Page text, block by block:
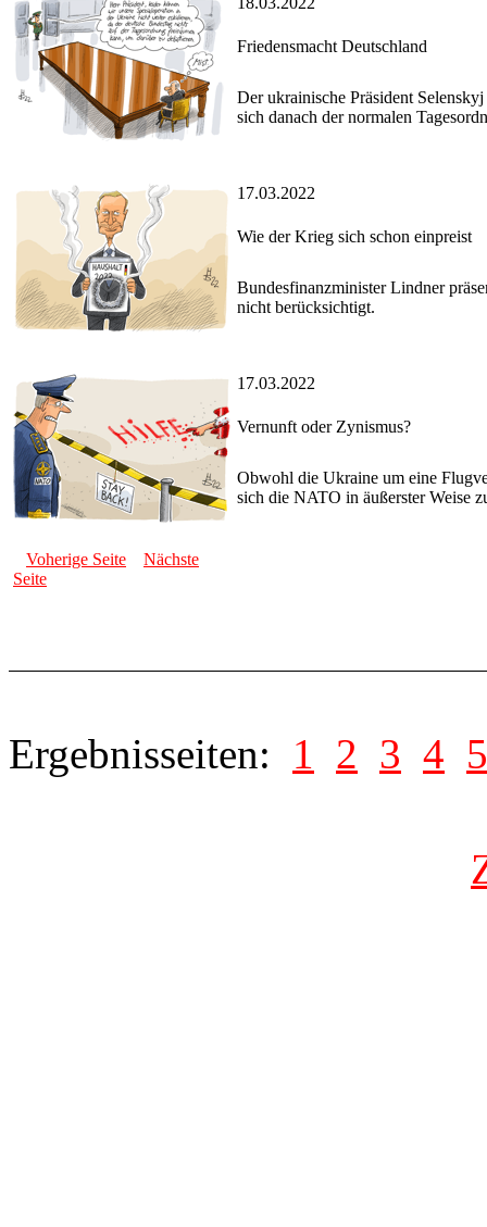
Friedensmacht Deutschland
Der ukrainische Präsident
sich danach der normalen
17.03.2022
Wie der Krieg sich schon einpreist
Bundesfinanzminister Lindner
nicht berücksichtigt.
17.03.2022
Vernunft oder Zynismus?
Obwohl die Ukraine um eine
sich die NATO in äußerster Weise
Voherige Seite
Nächste
Seite
Ergebnisseiten: 1 2 3 4 5